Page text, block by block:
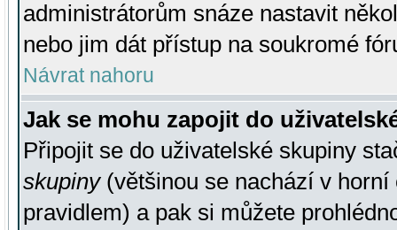
administrátorům snáze nastavit
nebo jim dát přístup na soukromé
Návrat nahoru
Jak se mohu zapojit do
Připojit se do uživatelské skupiny
skupiny(většinou se nachází v horní
pravidlem) a pak si můžete